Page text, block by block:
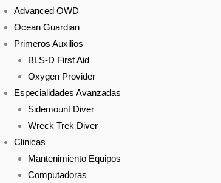
Advanced OWD
Ocean Guardian
Primeros Auxilios
BLS-D First Aid
Oxygen Provider
Especialidades Avanzadas
Sidemount Diver
Wreck Trek Diver
Clinicas
Mantenimiento Equipos
Computadoras